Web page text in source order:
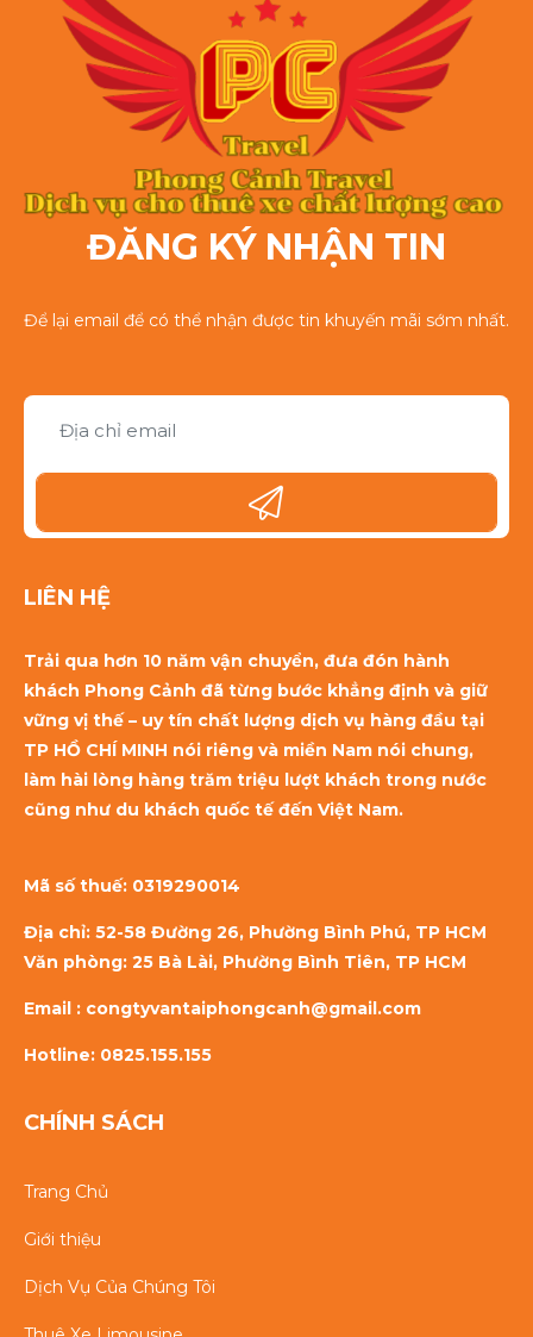
ĐĂNG KÝ NHẬN TIN
Để lại email để có thể nhận được tin khuyến mãi sớm nhất.
LIÊN HỆ
Trải qua hơn 10 năm vận chuyển, đưa đón hành
khách Phong Cảnh đã từng bước khẳng định và giữ
vững vị thế – uy tín chất lượng dịch vụ hàng đầu tại
TP HỒ CHÍ MINH nói riêng và miền Nam nói chung,
làm hài lòng hàng trăm triệu lượt khách trong nước
cũng như du khách quốc tế đến Việt Nam.
Mã số thuế: 0319290014
Địa chỉ: 52-58 Đường 26, Phường Bình Phú, TP HCM
Văn phòng: 25 Bà Lài, Phường Bình Tiên, TP HCM
Email : congtyvantaiphongcanh@gmail.com
Hotline: 0825.155.155
CHÍNH SÁCH
Trang Chủ
Giới thiệu
Dịch Vụ Của Chúng Tôi